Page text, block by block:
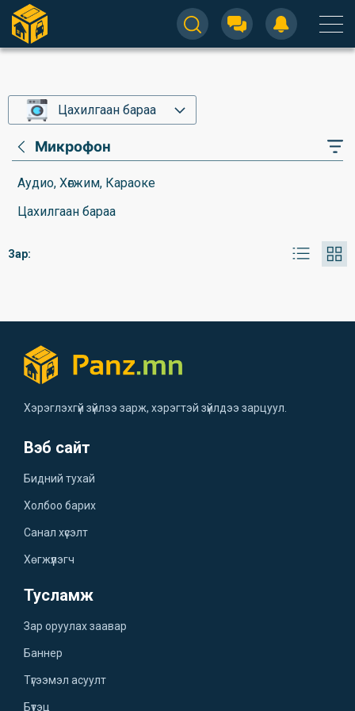
Цахилгаан бараа
Микрофон
Аудио, Хөгжим, Караоке
Цахилгаан бараа
Зар:
Хэрэглэхгүй зүйлээ зарж, хэрэгтэй зүйлдээ зарцуул.
Вэб сайт
Бидний тухай
Холбоо барих
Санал хүсэлт
Хөгжүүлэгч
Тусламж
Зар оруулах заавар
Баннер
Түгээмэл асуулт
Бүтэц